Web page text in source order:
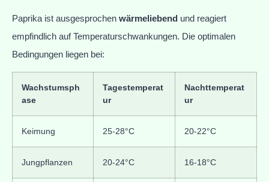
Paprika ist ausgesprochen wärmeliebend und reagiert
empfindlich auf Temperaturschwankungen. Die optimalen
Bedingungen liegen bei:
Wachstumsph
ase
Tagestemperat
ur
Nachttemperat
ur
Keimung 25-28°C 20-22°C
Jungpflanzen 20-24°C 16-18°C